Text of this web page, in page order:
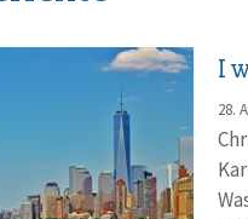
I
28.